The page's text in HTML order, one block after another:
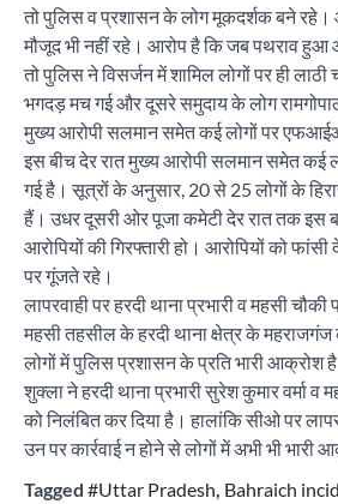
तो पुलिस व प्रशासन के लोग मूकदर्शक बने
मौजूद भी नहीं रहे। आरोप है कि जब पथराव हुआ
तो पुलिस ने विसर्जन में शामिल लोगों पर ही लाठी
भगदड़ मच गई और दूसरे समुदाय के लोग
मुख्य आरोपी सलमान समेत कई लोगों पर
इस बीच देर रात मुख्य आरोपी सलमान समेत कई
गई है। सूत्रों के अनुसार, 20 से 25 लोगों के
हैं। उधर दूसरी ओर पूजा कमेटी देर रात तक इस
आरोपियों की गिरफ्तारी हो। आरोपियों को
पर गूंजते रहे।
लापरवाही पर हरदी थाना प्रभारी व महसी चौकी
महसी तहसील के हरदी थाना क्षेत्र के
लोगों में पुलिस प्रशासन के प्रति भारी आक्रोश
शुक्ला ने हरदी थाना प्रभारी सुरेश कुमार वर्मा व
को निलंबित कर दिया है। हालांकि सीओ पर
उन पर कार्रवाई न होने से लोगों में अभी भी भारी
Tagged #Uttar Pradesh Bahraich